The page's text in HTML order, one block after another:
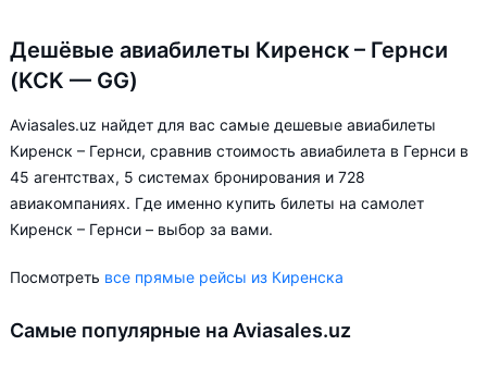
Дешёвые авиабилеты Киренск – Гернси
(KCK — GG)
Aviasales.uz найдет для вас самые дешевые авиабилеты
Киренск – Гернси, сравнив стоимость авиабилета в Гернси в
45 агентствах, 5 системах бронирования и 728
авиакомпаниях. Где именно купить билеты на самолет
Киренск – Гернси – выбор за вами.
Посмотреть все прямые рейсы из Киренска
Самые популярные на Aviasales.uz